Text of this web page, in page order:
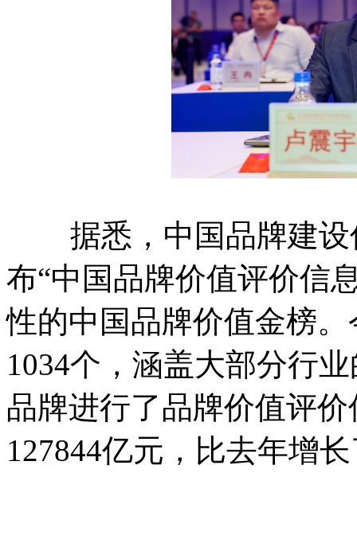
据悉，中国品牌建设
布“中国品牌价值评价信
性的中国品牌价值金榜
1034个，涵盖大部分行
品牌进行了品牌价值评
127844亿元，比去年增